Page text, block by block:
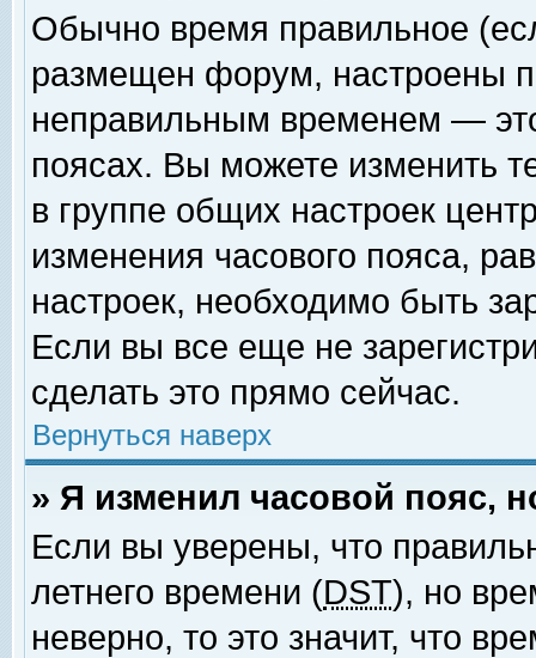
Обычно время правильное
размещен форум, настроены
неправильным временем —
поясах. Вы можете изменить
в группе общих настроек
изменения часового пояса,
настроек, необходимо быть
Если вы все еще не
сделать это прямо сейчас.
Вернуться наверх
» Я изменил часовой пояс,
Если вы уверены, что
летнего времени (DST), но
неверно, то это значит, что